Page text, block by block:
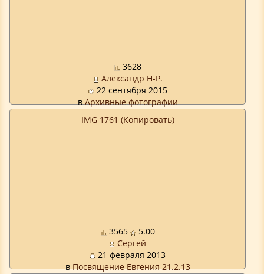
3628
Александр Н-Р.
22 сентября 2015
вАрхивные фотографии
IMG 1761 (Копировать)
3565
5.00
Сергей
21 февраля 2013
вПосвящение Евгения 21.2.13